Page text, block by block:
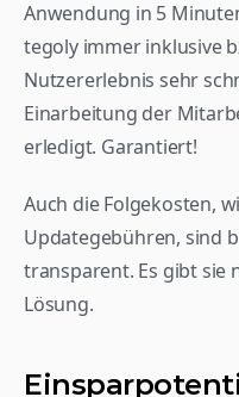
Anwendung in 5
tegoly immer inklusive
Nutzererlebnis sehr
Einarbeitung der
erledigt. Garantiert!
Auch die Folgekosten,
Updategebühren, sind
transparent. Es gibt sie
Lösung.